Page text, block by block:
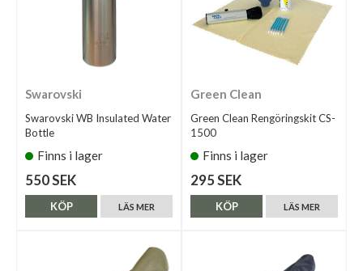
Swarovski
Swarovski WB Insulated Water
Bottle
Finns i lager
550 SEK
LÄS MER
KÖP
Green Clean
Green Clean Rengöringskit CS-
1500
Finns i lager
295 SEK
LÄS MER
KÖP